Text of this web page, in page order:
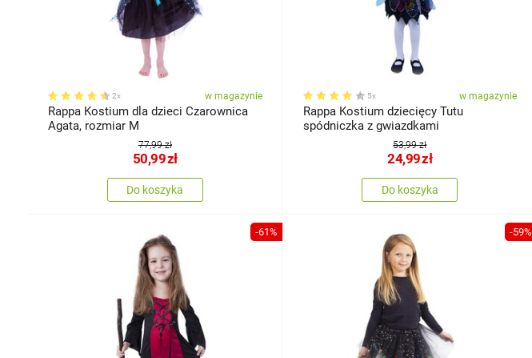
2x w magazynie
Rappa Kostium dla dzieci Czarownica
Agata, rozmiar M
77,99 zł
50,99zł
Do koszyka
5x w magazynie
Rappa Kostium dziecięcy Tutu
spódniczka z gwiazdkami
53,99 zł
24,99zł
Do koszyka
-61% -59%